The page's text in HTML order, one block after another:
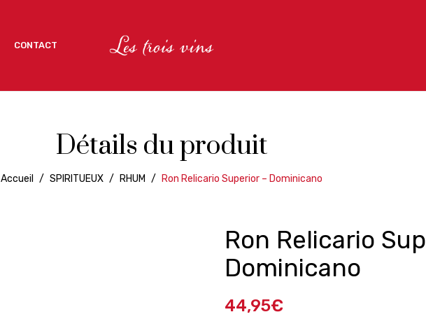
CONTACT
Détails du produit
Accueil / SPIRITUEUX / RHUM / Ron Relicario Superior – Dominicano
Ron Relicario
Dominicano
44,95€